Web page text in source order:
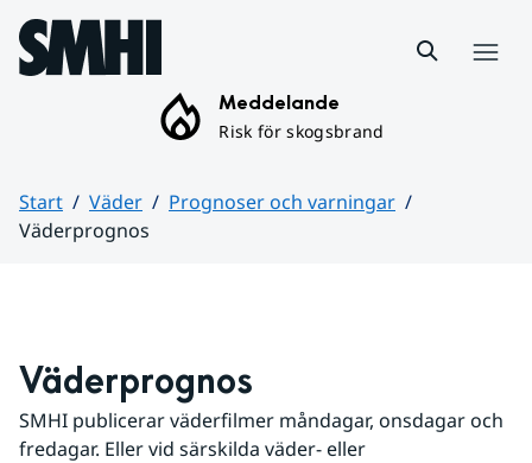
Hoppa till sidans innehåll
Meddelande
Risk för skogsbrand
Start Väder
Prognoser och varningar
Väderprognos
Väderprognos
SMHI publicerar väderfilmer måndagar, onsdagar och
fredagar. Eller vid särskilda väder- eller